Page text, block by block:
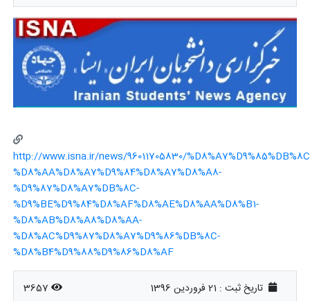
http://www.isna.ir/news/96011705830/
%D8%AA%D8%A7%D9%84%D8%A7%D8%A8-
%D9%87%D8%A7%DB%8C-
%D9%BE%D9%84%D8%AF%D8%AE%D8%AA%D8%B1-
%D8%AB%D8%A8%D8%AA-
%D8%AC%D9%87%D8%A7%D9%86%DB%8C-
%D8%B4%D9%88%D9%86%D8%AF
تاریخ ثبت : 21 فروردین 1396 3657